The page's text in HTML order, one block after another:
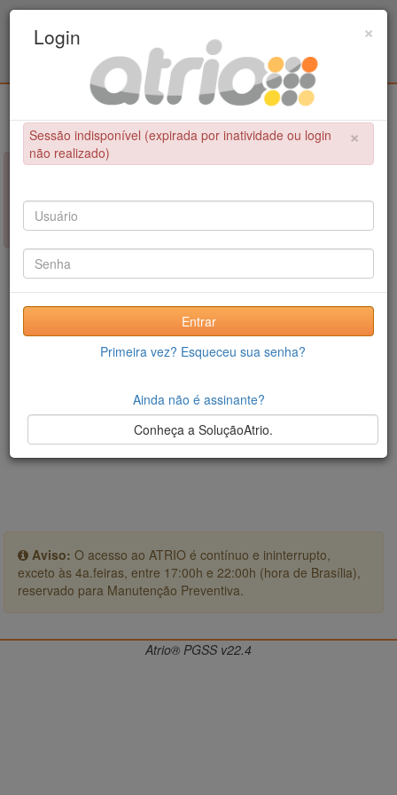
Educação Física / UPE - UFPB
×
NÃO FOI POSSÍVEL CONCLUIR A OPERAÇÃO
Sessão indisponível (expirada por inatividade ou login não
realizado)
Aviso: O acesso ao ATRIO é contínuo e ininterrupto,
exceto às 4a.feiras, entre 17:00h e 22:00h (hora de Brasília),
reservado para Manutenção Preventiva.
×
Login
×
Sessão indisponível (expirada por inatividade ou login
não realizado)
Entrar
Primeira vez? Esqueceu sua senha?
Ainda não é assinante?
Conheça a SoluçãoAtrio.
Atrio® PGSS v22.4